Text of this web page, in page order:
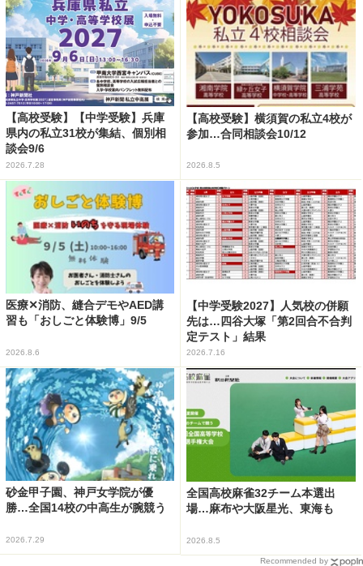
【高校受験】【中学受験】兵庫
県内の私立31校が集結、個別相
談会9/6
2026.7.28
【高校受験】横須賀の私立4校が
参加…合同相談会10/12
2026.8.5
医療✕消防、縫合デモやAED講
習も「おしごと体験博」9/5
2026.8.6
【中学受験2027】人気校の併願
先は…四谷大塚「第2回合不合判
定テスト」結果
2026.7.16
砂金甲子園、神戸女学院が優
勝…全国14校の中高生が腕競う
2026.7.29
全国高校麻雀32チーム本選出
場…麻布や大阪星光、東海も
2026.8.5
Recommended by